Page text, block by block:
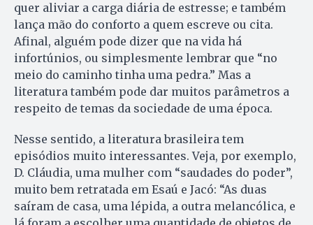
quer aliviar a carga diária de estresse; e também
lança mão do conforto a quem escreve ou cita.
Afinal, alguém pode dizer que na vida há
infortúnios, ou simplesmente lembrar que “no
meio do caminho tinha uma pedra.” Mas a
literatura também pode dar muitos parâmetros a
respeito de temas da sociedade de uma época.
Nesse sentido, a literatura brasileira tem
episódios muito interessantes. Veja, por exemplo,
D. Cláudia, uma mulher com “saudades do poder”,
muito bem retratada em Esaú e Jacó: “As duas
saíram de casa, uma lépida, a outra melancólica, e